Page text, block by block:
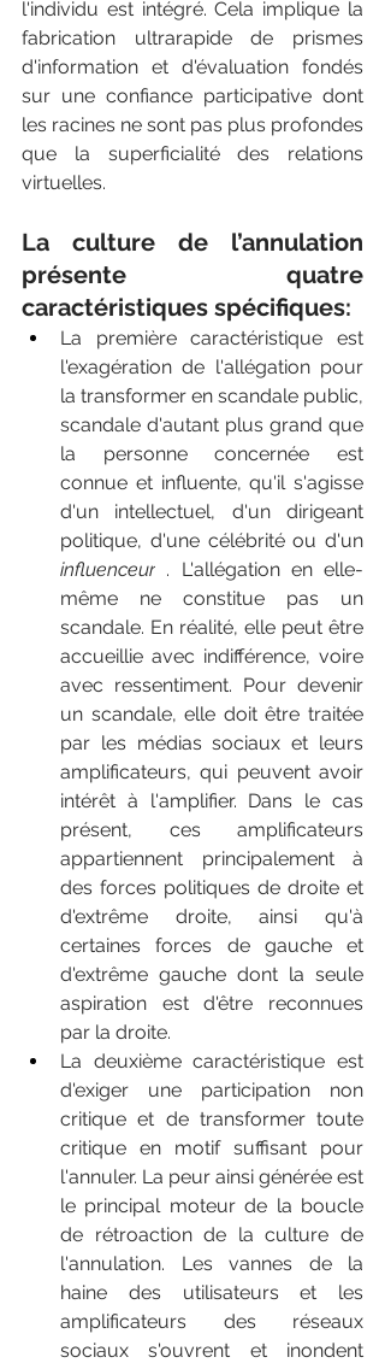
l'individu est intégré. Cela implique la
fabrication ultrarapide de prismes
d'information et d'évaluation fondés
sur une confiance participative dont
les racines ne sont pas plus profondes
que la superficialité des relations
virtuelles.
La culture de l’annulation
présente quatre
caractéristiques spécifiques:
La première caractéristique est
l'exagération de l'allégation pour
la transformer en scandale public,
scandale d'autant plus grand que
la personne concernée est
connue et influente, qu'il s'agisse
d'un intellectuel, d'un dirigeant
influenceur . L'allégation en elle-
même ne constitue pas un
scandale. En réalité, elle peut être
accueillie avec indifférence, voire
avec ressentiment. Pour devenir
un scandale, elle doit être traitée
par les médias sociaux et leurs
amplificateurs, qui peuvent avoir
intérêt à l'amplifier. Dans le cas
présent, ces amplificateurs
appartiennent principalement à
des forces politiques de droite et
d'extrême droite, ainsi qu'à
certaines forces de gauche et
d'extrême gauche dont la seule
aspiration est d'être reconnues
par la droite.
La deuxième caractéristique est
d'exiger une participation non
critique et de transformer toute
critique en motif suffisant pour
l'annuler. La peur ainsi générée est
le principal moteur de la boucle
de rétroaction de la culture de
l'annulation. Les vannes de la
haine des utilisateurs et les
amplificateurs des réseaux
sociaux s'ouvrent et inondent